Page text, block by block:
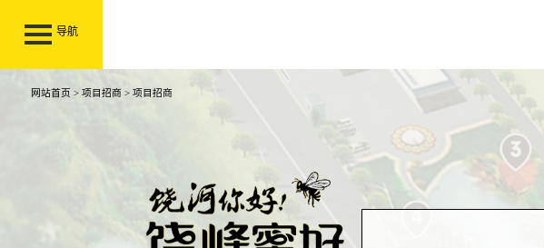
导航
网站首页 > 项目招商> 项目招商